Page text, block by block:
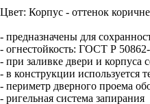
Цвет: Корпус - оттенок
- предназначены для
- огнестойкость: ГОСТ Р
- при заливке двери и корпуса
- в конструкции
- периметр дверного проема
- ригельная система запирания